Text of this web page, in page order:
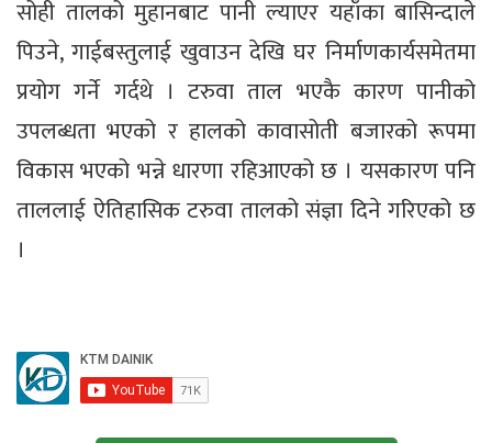
सोही तालको मुहानबाट पानी ल्याएर यहाँका बासिन्दाले
पिउने, गाईबस्तुलाई खुवाउन देखि घर निर्माणकार्यसमेतमा
प्रयोग गर्ने गर्दथे । टरुवा ताल भएकै कारण पानीको
उपलब्धता भएको र हालको कावासोती बजारको रूपमा
विकास भएको भन्ने धारणा रहिआएको छ । यसकारण पनि
ताललाई ऐतिहासिक टरुवा तालको संज्ञा दिने गरिएको छ
।